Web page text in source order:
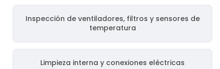
Inspección de ventiladores, filtros y sensores de
temperatura
Limpieza interna y conexiones eléctricas